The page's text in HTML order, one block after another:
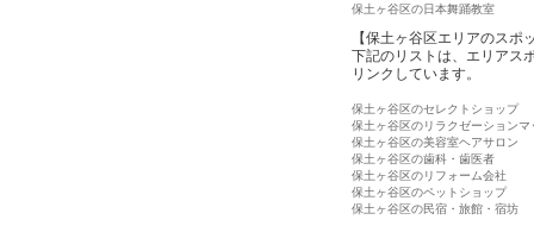
保土ヶ谷区の日本舞踊教室
【保土ヶ谷区エリアのスポ
下記のリストは、エリアス
リンクしています。
保土ヶ谷区のセレクトショップ
保土ヶ谷区のリラクゼーションマ
保土ヶ谷区の美容室ヘアサロン
保土ヶ谷区の歯科・歯医者
保土ヶ谷区のリフォーム会社
保土ヶ谷区のペットショップ
保土ヶ谷区の民宿・旅館・宿坊